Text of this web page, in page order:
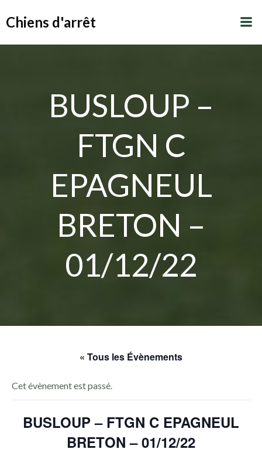
Chiens d'arrêt
BUSLOUP –
FTGN C
EPAGNEUL
BRETON –
01/12/22
« Tous les Évènements
Cet évènement est passé.
BUSLOUP – FTGN C EPAGNEUL
BRETON – 01/12/22